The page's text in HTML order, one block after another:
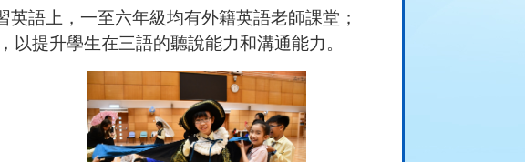
上，一至六年級均有外籍英語老師課堂；
以提升學生在三語的聽說能力和溝通能力。